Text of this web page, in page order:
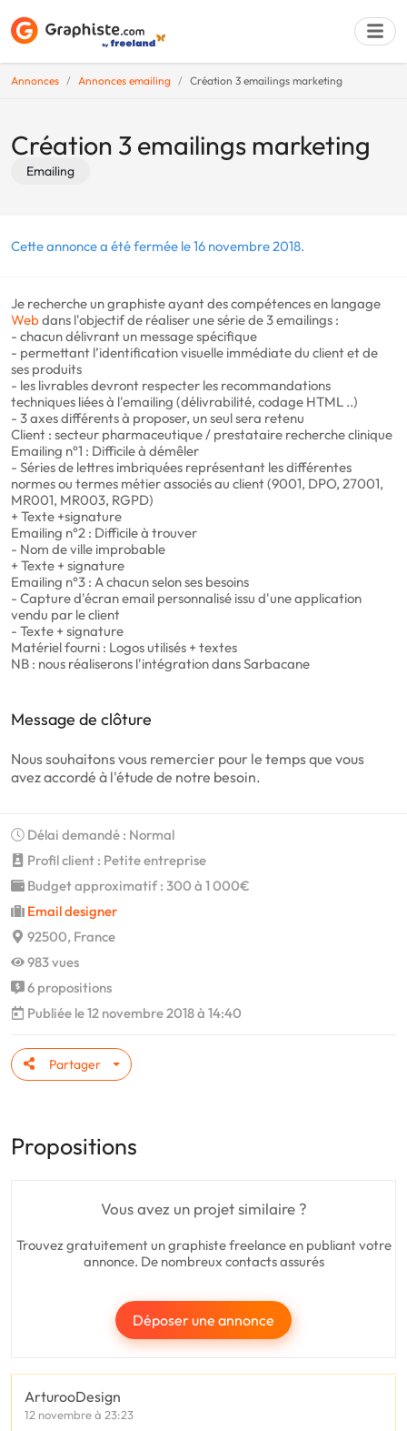
Annonces Annonces emailing Création 3 emailings marketing
Création 3 emailings marketing
Emailing
Cette annonce a été fermée le 16 novembre 2018.
Je recherche un graphiste ayant des compétences en langage
Webdans l'objectif de réaliser une série de 3 emailings :
- chacun délivrant un message spécifique
- permettant l’identification visuelle immédiate du client et de
ses produits
- les livrables devront respecter les recommandations
techniques liées à l'emailing (délivrabilité, codage HTML ..)
- 3 axes différents à proposer, un seul sera retenu
Client : secteur pharmaceutique / prestataire recherche clinique
Emailing n°1 : Difficile à démêler
- Séries de lettres imbriquées représentant les différentes
normes ou termes métier associés au client (9001, DPO, 27001,
MR001, MR003, RGPD)
+ Texte +signature
Emailing n°2 : Difficile à trouver
- Nom de ville improbable
+ Texte + signature
Emailing n°3 : A chacun selon ses besoins
- Capture d'écran email personnalisé issu d'une application
vendu par le client
- Texte + signature
Matériel fourni : Logos utilisés + textes
NB : nous réaliserons l'intégration dans Sarbacane
Message de clôture
Nous souhaitons vous remercier pour le temps que vous
avez accordé à l'étude de notre besoin.
Délai demandé : Normal
Profil client : Petite entreprise
Budget approximatif : 300 à 1 000€
Email designer
92500, France
983 vues
6 propositions
Publiée le 12 novembre 2018 à 14:40
Partager
Propositions
Vous avez un projet similaire ?
Trouvez gratuitement un graphiste freelance en publiant votre
annonce. De nombreux contacts assurés
Déposer une annonce
ArturooDesign
12 novembre à 23:23